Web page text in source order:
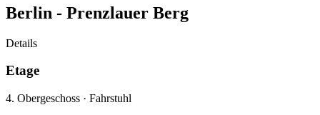
Berlin - Prenzlauer Berg
Details
Etage
4. Obergeschoss · Fahrstuhl